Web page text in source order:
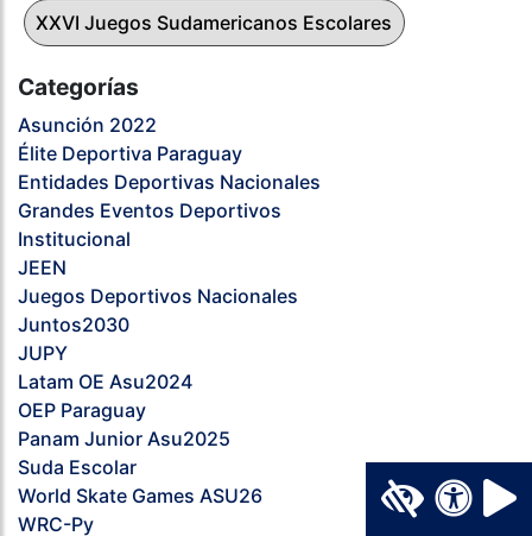
XXVI Juegos Sudamericanos Escolares
Categorías
Asunción 2022
Élite Deportiva Paraguay
Entidades Deportivas Nacionales
Grandes Eventos Deportivos
Institucional
JEEN
Juegos Deportivos Nacionales
Juntos2030
JUPY
Latam OE Asu2024
OEP Paraguay
Panam Junior Asu2025
Suda Escolar
World Skate Games ASU26
WRC-Py